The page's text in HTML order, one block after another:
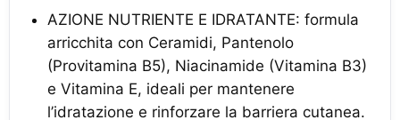
AZIONE NUTRIENTE E IDRATANTE: formula
arricchita con Ceramidi, Pantenolo
(Provitamina B5), Niacinamide (Vitamina B3)
e Vitamina E, ideali per mantenere
l’idratazione e rinforzare la barriera cutanea.